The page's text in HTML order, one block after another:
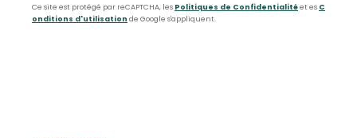
Ce site est protégé par reCAPTCHA, les Politiques de Confidentialitéet es C
onditions d'utilisation de Google s'appliquent.